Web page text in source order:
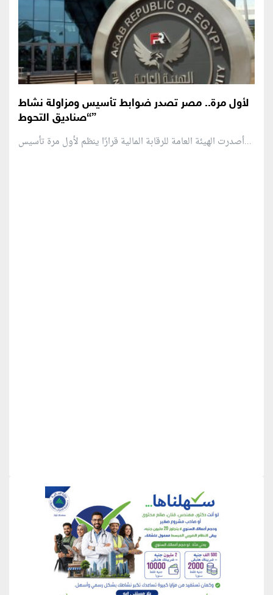
لأول مرة.. مصر تصدر ضوابط تأسيس ومزاولة نشاط
“صناديق التحوط”
أصدرت الهيئة العامة للرقابة المالية قرارًا ينظم لأول مرة تأسيس...
منطقة إعلانية